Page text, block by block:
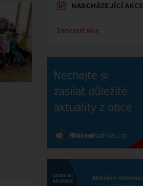
NADCHÁZEJÍCÍ AKCE
Zobrazit více